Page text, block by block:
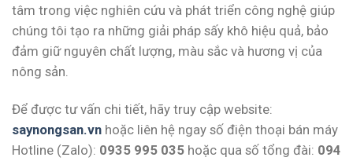
tâm trong việc nghiên cứu và phát triển công nghệ giúp
chúng tôi tạo ra những giải pháp sấy khô hiệu quả, bảo
đảm giữ nguyên chất lượng, màu sắc và hương vị của
nông sản.
Để được tư vấn chi tiết, hãy truy cập website:
saynongsan.vn hoặc liên hệ ngay số điện thoại bán máy
Hotline (Zalo): 0935 995 035 hoặc qua số tổng đài: 094